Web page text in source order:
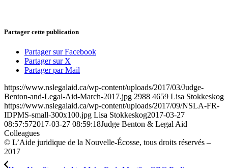
Partager cette publication
Partager sur Facebook
Partager sur X
Partager par Mail
https://www.nslegalaid.ca/wp-content/uploads/2017/03/Judge-
Benton-and-Legal-Aid-March-2017.jpg 2988 4659 Lisa Stokkeskog
https://www.nslegalaid.ca/wp-content/uploads/2017/09/NSLA-FR-
IDPMS-small-300x100.jpg Lisa Stokkeskog2017-03-27
08:57:572017-03-27 08:59:18Judge Benton & Legal Aid
Colleagues
© L’Aide juridique de la Nouvelle-Écosse, tous droits réservés –
2017